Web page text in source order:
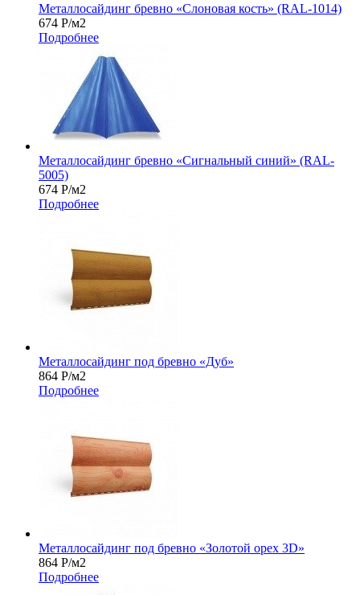
Металлосайдинг бревно «Слоновая кость» (RAL-1014)
674 Р/м2
Подробнее
Металлосайдинг бревно «Сигнальный синий» (RAL-
5005)
674 Р/м2
Подробнее
Металлосайдинг под бревно «Дуб»
864 Р/м2
Подробнее
Металлосайдинг под бревно «Золотой орех 3D»
864 Р/м2
Подробнее